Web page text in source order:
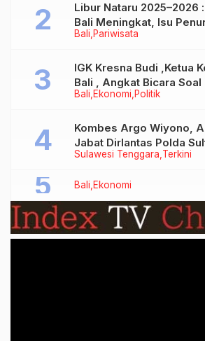
Bali Pariwisata
Libur Nataru 2025–2026
Bali Meningkat, Isu
Tidak Benar
Bali Ekonomi Politik
IGK Kresna Budi ,Ketua
Bali , Angkat Bicara Soal
Bersubsidi Jenis Solar
Sulawesi Tenggara Terkini
Kombes Argo Wiyono,
Jabat Dirlantas Polda
Bali Ekonomi